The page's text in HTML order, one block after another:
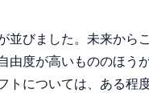
びました。未来か
度が高いもののほ
については、ある